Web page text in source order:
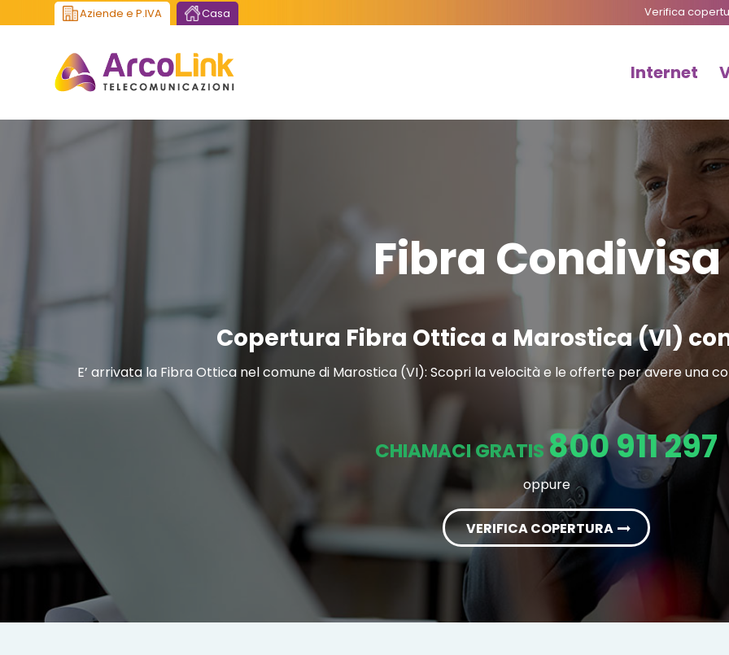
Verifica
Aziende e P.IVA Casa
Internet
Fibra Condivisa
Copertura Fibra Ottica a Marostica (VI) con
E’ arrivata la Fibra Ottica nel comune di Marostica (VI): Scopri la velocità e le offerte per avere una
CHIAMACI GRATIS 800 911 297
oppure
VERIFICA COPERTURA